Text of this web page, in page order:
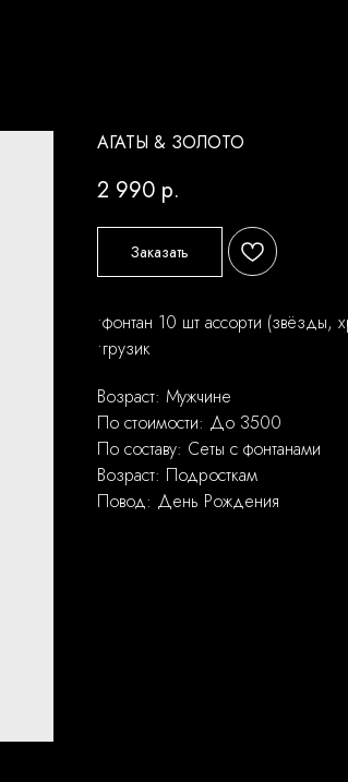
АГАТЫ & ЗОЛОТО
2 990 р.
Заказать
•фонтан 10 шт ассорти (звёзды,
•грузик
Возраст: Мужчине
По стоимости: До 3500
По составу: Сеты с фонтанами
Возраст: Подросткам
Повод: День Рождения